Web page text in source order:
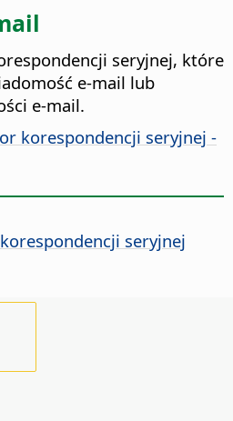
seryjnej, które
e-mail lub
e-mail.
korespondencji seryjnej -
seryjnej